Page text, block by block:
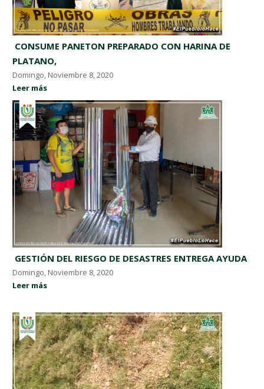
​ CONSUME PANETON PREPARADO CON HARINA DE
PLATANO, ​
Domingo, Noviembre 8, 2020
Leer más
​ GESTIÓN DEL RIESGO DE DESASTRES ENTREGA AYUDA
Domingo, Noviembre 8, 2020
Leer más